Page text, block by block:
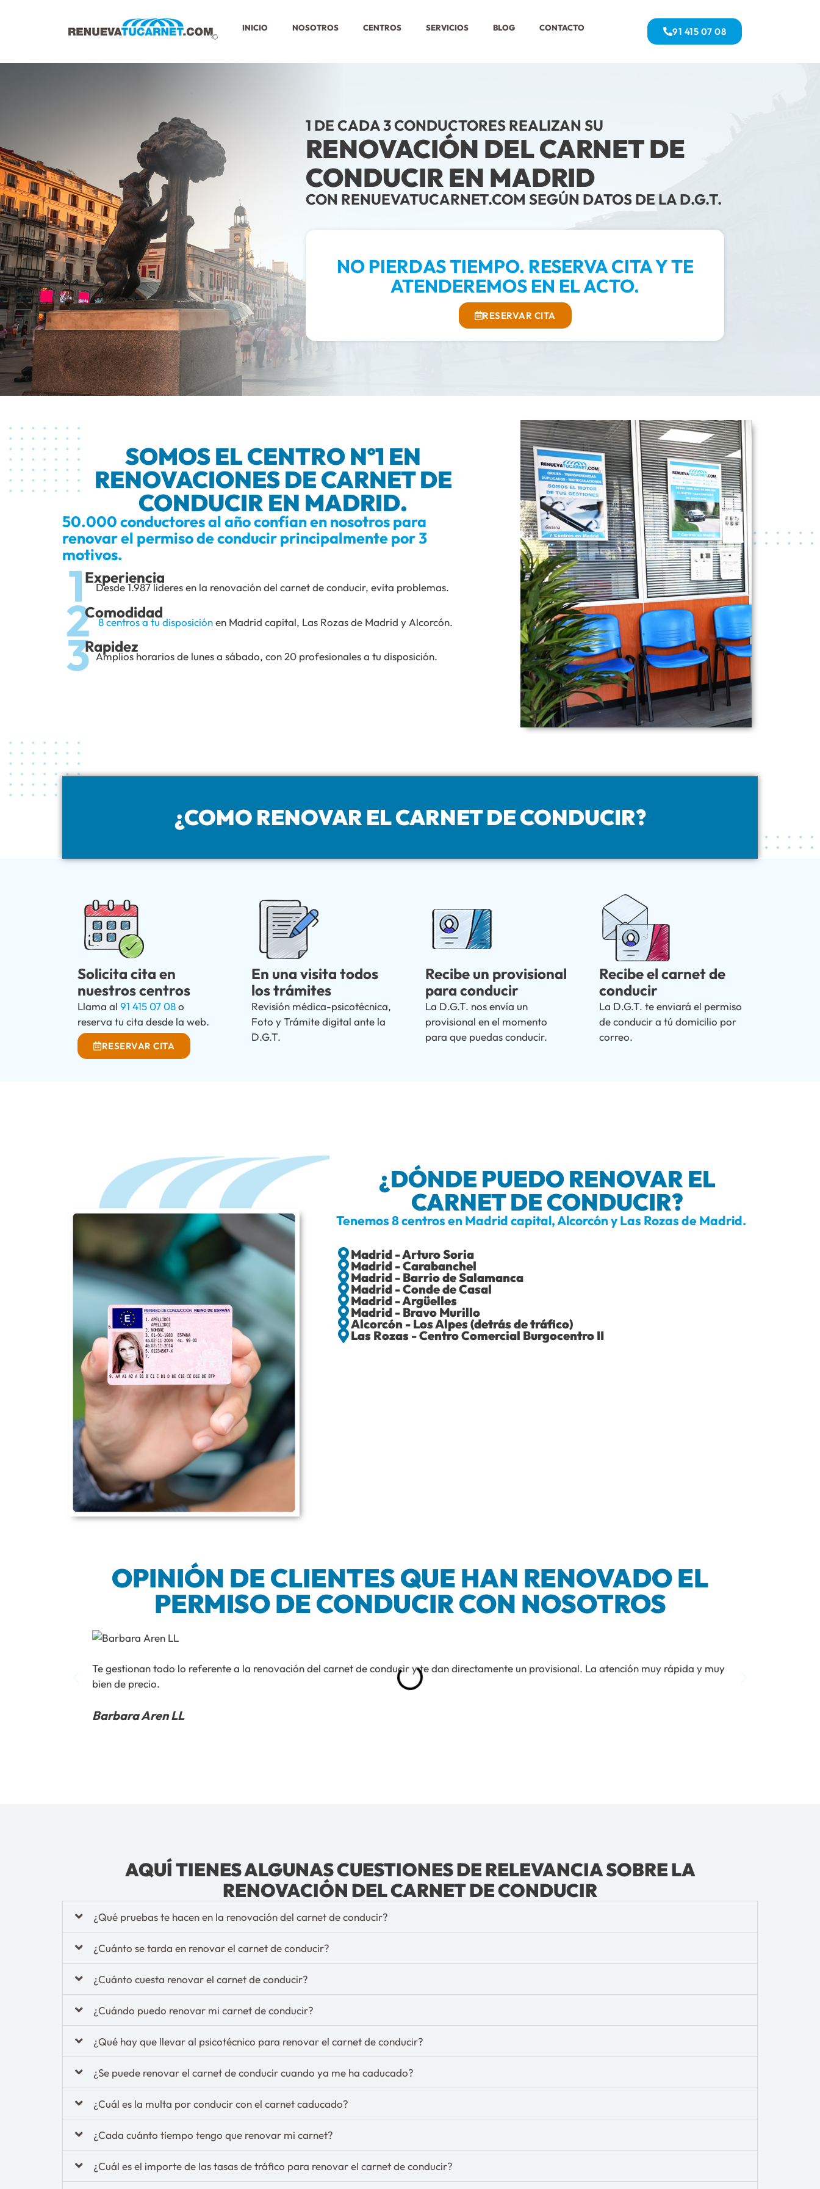
INICIO NOSOTROS CENTROS SERVICIOS BLOG CONTACTO 91 415 07 08
1 DE CADA 3 CONDUCTORES REALIZAN SU
RENOVACIÓN DEL CARNET DE
CONDUCIR EN MADRID​
CON RENUEVATUCARNET.COM SEGÚN DATOS DE LA D.G.T.
NO PIERDAS TIEMPO. RESERVA CITA Y TE
ATENDEREMOS EN EL ACTO.
RESERVAR CITA
SOMOS EL CENTRO Nº1 EN
RENOVACIONES DE CARNET DE
CONDUCIR EN MADRID.
50.000 conductores al año confían en nosotros para
renovar el permiso de conducir principalmente por 3
motivos.
1 Experiencia
Desde 1.987 lideres en la renovación del carnet de conducir, evita problemas.
2Comodidad
8 centros a tu disposiciónen Madrid capital, Las Rozas de Madrid y Alcorcón.
3Rapidez
Amplios horarios de lunes a sábado, con 20 profesionales a tu disposición.
¿COMO RENOVAR EL CARNET DE CONDUCIR?
Solicita cita en
nuestros centros
Llama al 91 415 07 08o
reserva tu cita desde la web.
RESERVAR CITA
En una visita todos
los trámites
Revisión médica-psicotécnica,
Foto y Trámite digital ante la
D.G.T.
Recibe un provisional
para conducir
La D.G.T. nos envía un
provisional en el momento
para que puedas conducir.
Recibe el carnet de
conducir
La D.G.T. te enviará el permiso
de conducir a tú domicilio por
correo.
¿DÓNDE PUEDO RENOVAR EL
CARNET DE CONDUCIR?
Tenemos 8 centros en Madrid capital, Alcorcón y Las Rozas de Madrid.
Madrid - Arturo Soria
Madrid - Carabanchel
Madrid - Barrio de Salamanca
Madrid - Conde de Casal
Madrid - Argüelles
Madrid - Bravo Murillo
Alcorcón - Los Alpes (detrás de tráfico)
Las Rozas - Centro Comercial Burgocentro II
OPINIÓN DE CLIENTES QUE HAN RENOVADO EL
PERMISO DE CONDUCIR CON NOSOTROS
Te gestionan todo lo referente a la renovación del carnet de conducir y te dan directamente un provisional. La atención muy rápida y muy
bien de precio.
Barbara Aren LL
AQUÍ TIENES ALGUNAS CUESTIONES DE RELEVANCIA SOBRE LA
RENOVACIÓN DEL CARNET DE CONDUCIR
¿Qué pruebas te hacen en la renovación del carnet de conducir?
¿Cuánto se tarda en renovar el carnet de conducir?
¿Cuánto cuesta renovar el carnet de conducir?
¿Cuándo puedo renovar mi carnet de conducir?
¿Qué hay que llevar al psicotécnico para renovar el carnet de conducir?
¿Se puede renovar el carnet de conducir cuando ya me ha caducado?
¿Cuál es la multa por conducir con el carnet caducado?
¿Cada cuánto tiempo tengo que renovar mi carnet?
¿Cuál es el importe de las tasas de tráfico para renovar el carnet de conducir?